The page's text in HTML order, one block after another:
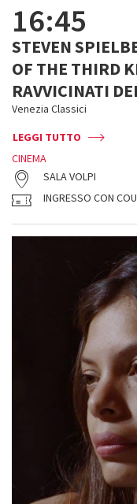
16:45
STEVEN
OF THE THIRD
RAVVICINATI
Venezia Classici
LEGGI TUTTO
CINEMA
SALA VOLPI
INGRESSO CON